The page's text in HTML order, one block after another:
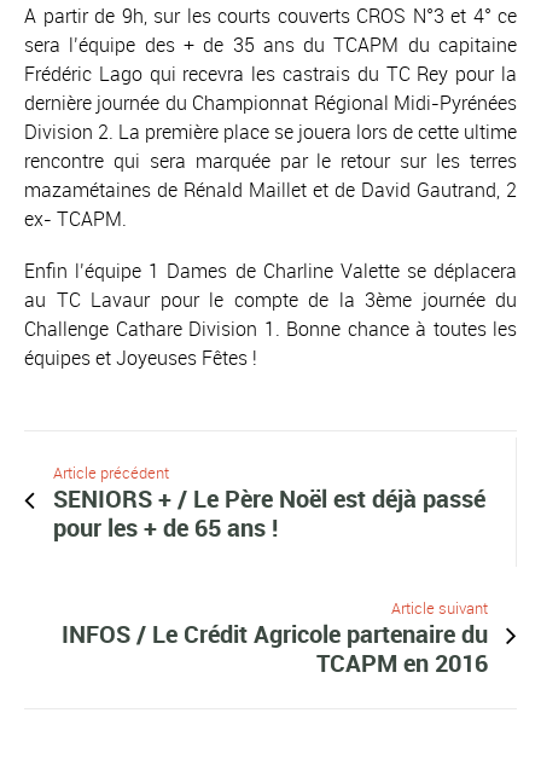
A partir de 9h, sur les courts couverts CROS N°3 et 4° ce
sera l’équipe des + de 35 ans du TCAPM du capitaine
Frédéric Lago qui recevra les castrais du TC Rey pour la
dernière journée du Championnat Régional Midi-Pyrénées
Division 2. La première place se jouera lors de cette ultime
rencontre qui sera marquée par le retour sur les terres
mazamétaines de Rénald Maillet et de David Gautrand, 2
ex- TCAPM.
Enfin l’équipe 1 Dames de Charline Valette se déplacera
au TC Lavaur pour le compte de la 3ème journée du
Challenge Cathare Division 1. Bonne chance à toutes les
équipes et Joyeuses Fêtes !
Article précédent
SENIORS + / Le Père Noël est déjà passé
pour les + de 65 ans !
Article suivant
INFOS / Le Crédit Agricole partenaire du
TCAPM en 2016